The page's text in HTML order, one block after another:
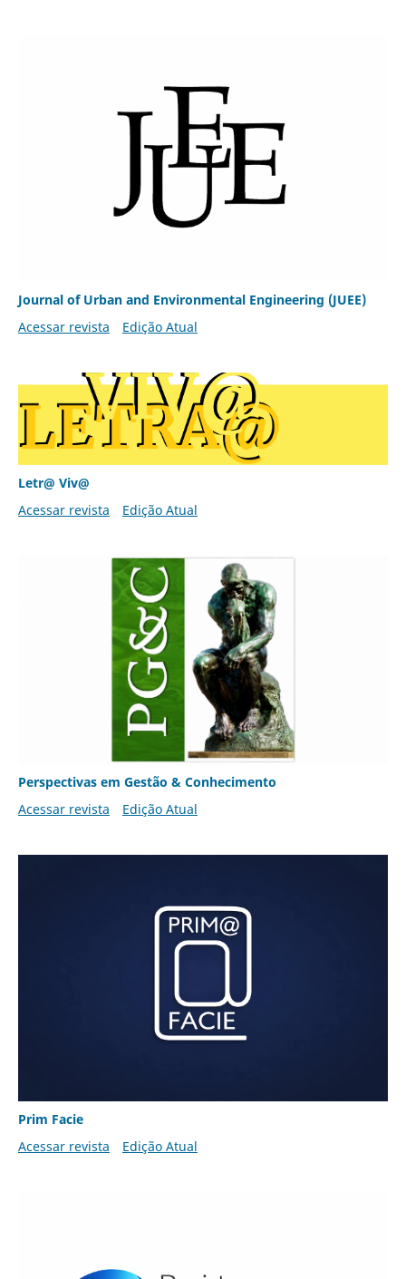
Journal of Urban and Environmental Engineering (JUEE)
Acessar revista
Edição Atual
Letr@ Viv@
Acessar revista
Edição Atual
Perspectivas em Gestão & Conhecimento
Acessar revista
Edição Atual
Prim Facie
Acessar revista
Edição Atual